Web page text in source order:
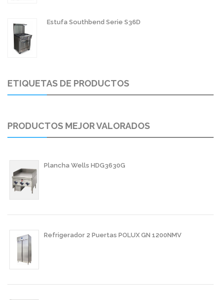
Estufa Southbend Serie S36D
ETIQUETAS DE PRODUCTOS
PRODUCTOS MEJOR VALORADOS
Plancha Wells HDG3630G
Refrigerador 2 Puertas POLUX GN 1200NMV